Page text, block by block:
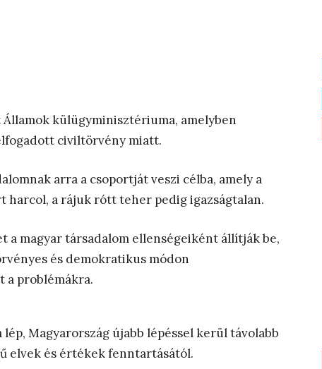
külügyminisztériuma, amelyben
civiltörvény miatt.
arra a csoportját veszi célba, amely a
harcol, a rájuk rótt teher pedig igazságtalan.
magyar társadalom ellenségeiként állítják be,
és demokratikus módon
a problémákra.
Magyarország újabb lépéssel kerül távolabb
elvek és értékek fenntartásától.